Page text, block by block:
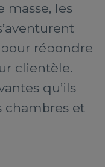
masse, les
répondre
clientèle.
qu’ils
chambres et